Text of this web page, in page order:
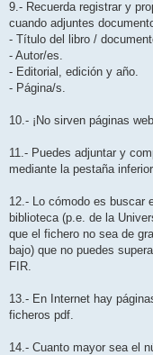
9.- Recuerda registrar y
cuando adjuntes
- Título del libro /
- Autor/es.
- Editorial, edición y año.
- Página/s.
10.- ¡No sirven páginas
11.- Puedes adjuntar y
mediante la pestaña
12.- Lo cómodo es buscar
biblioteca (p.e. de la
que el fichero no sea de
bajo) que no puedes
FIR.
13.- En Internet hay
ficheros pdf.
14.- Cuanto mayor sea el